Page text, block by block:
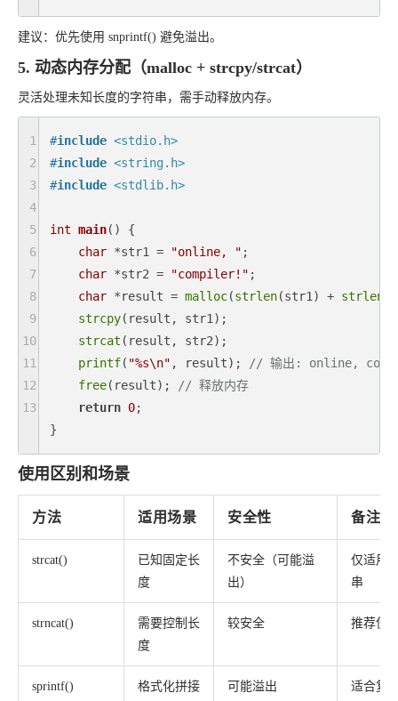
建议：优先使用 snprintf() 避免溢出。
5. 动态内存分配（malloc + strcpy/strcat）
灵活处理未知长度的字符串，需手动释放内存。
#include <stdio.h>
#include <string.h>
#include <stdlib.h>
int main()
{
char *str1 = "online, " ;
char *str2 = "compiler!" ;
char *result = malloc(strlen(str1) + strlen
strcpy(result, str1);
strcat (result, str2);
printf( "%s\n" , result);
// 输出: online,
free(result);
// 释放内存
return 0;
}
1
2
3
4
5
6
7
8
9
10
11
12
13
使用区别和场景
方法 适用场景 安全性 备注
strcat()
已知固定长
度
不安全（可能溢
出）
仅适用
串
strncat()
需要控制长
度
较安全 推荐使
sprintf() 格式化拼接 可能溢出 适合复